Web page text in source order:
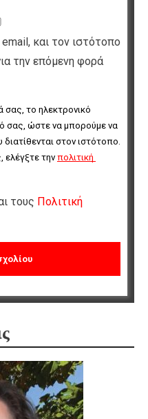
και τον ιστότοπο
την επόμενη φορά
σας, το ηλεκτρονικό
σας, ώστε να μπορούμε να
στον ιστότοπο.
ελέγξτε την πολιτική
τους Πολιτική